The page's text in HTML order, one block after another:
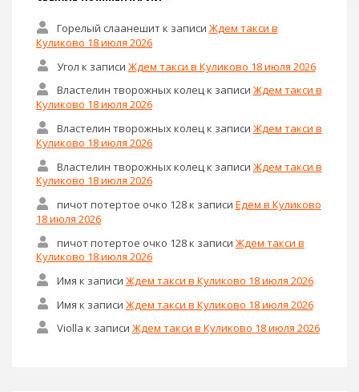
Горелый слаанешитк записи Ждем такси в
Куликово 18 июля 2026
Угол к записи Ждем такси в Куликово 18 июля 2026
Властелин творожных колецк записи Ждем такси в
Куликово 18 июля 2026
Властелин творожных колец к записи Ждем такси в
Куликово 18 июля 2026
Властелин творожных колец к записи Ждем такси в
Куликово 18 июля 2026
пичот потертое очко 128к записи Едем в Куликово
18 июля 2026
пичот потертое очко 128к записи Ждем такси в
Куликово 18 июля 2026
Имя к записи Ждем такси в Куликово 18 июля 2026
Имя к записи Ждем такси в Куликово 18 июля 2026
Violla к записи Ждем такси в Куликово 18 июля 2026